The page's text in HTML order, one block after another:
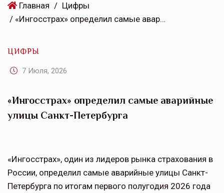
Главная / Цифры
/ «Ингосстрах» определил самые аварийные улицы Санкт-Петербурга
ЦИФРЫ
7 Июля, 2026
«Ингосстрах» определил самые аварийные
улицы Санкт-Петербурга
«Ингосстрах», один из лидеров рынка страхования в
России, определил самые аварийные улицы Санкт-
Петербурга по итогам первого полугодия 2026 года